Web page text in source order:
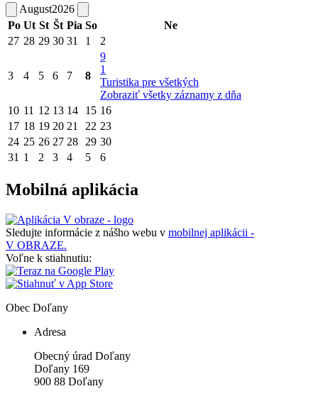
August2026
Po Ut St Št Pia So
Ne
27 28 29 30 31 1 2
3 4 5 6 7 8
9
1
Turistika pre všetkých
Zobraziť všetky záznamy z dňa
10 11 12 13 14 15 16
17 18 19 20 21 22 23
24 25 26 27 28 29 30
31 1 2 3 4 5 6
Mobilná aplikácia
Sledujte informácie z nášho webu v mobilnej aplikácii -
V OBRAZE.
Voľne k stiahnutiu:
Obec Doľany
Adresa
Obecný úrad Doľany
Doľany 169
900 88 Doľany